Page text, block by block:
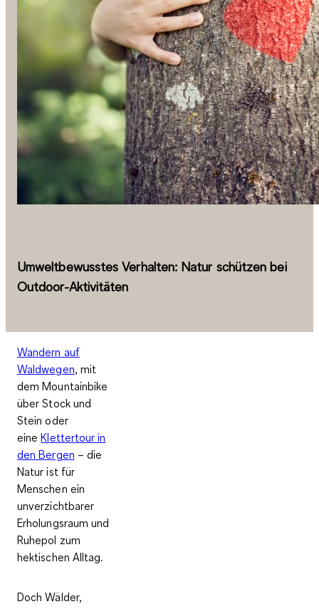
Umweltbewusstes Verhalten: Natur schützen bei
Outdoor-Aktivitäten
Wandern auf
Waldwegen, mit
dem Mountainbike
über Stock und
Stein oder
eineKlettertour in
den Bergen – die
Natur ist für
Menschen ein
unverzichtbarer
Erholungsraum und
Ruhepol zum
hektischen Alltag.
Doch Wälder,